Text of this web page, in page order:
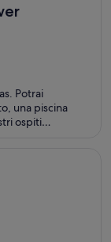
Potrai
una piscina
ospiti